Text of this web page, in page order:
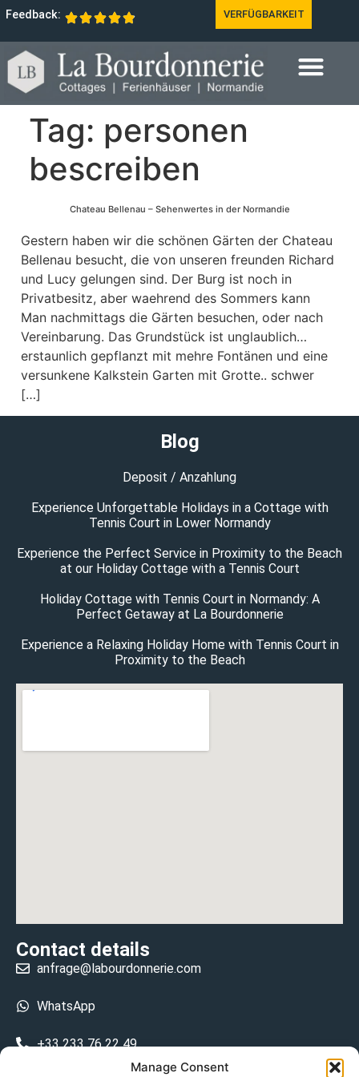
Manage Consent
Feedback: VERFÜGBARKEIT
Tag: personen
bescreiben
Chateau Bellenau – Sehenwertes in der Normandie
Gestern haben wir die schönen Gärten der Chateau
Bellenau besucht, die von unseren freunden Richard
und Lucy gelungen sind. Der Burg ist noch in
Privatbesitz, aber waehrend des Sommers kann
Man nachmittags die Gärten besuchen, oder nach
Vereinbarung. Das Grundstück ist unglaublich…
erstaunlich gepflanzt mit mehre Fontänen und eine
versunkene Kalkstein Garten mit Grotte.. schwer
[…]
Blog
Deposit / Anzahlung
Experience Unforgettable Holidays in a Cottage with
Tennis Court in Lower Normandy
Experience the Perfect Service in Proximity to the Beach
at our Holiday Cottage with a Tennis Court
Holiday Cottage with Tennis Court in Normandy: A
Perfect Getaway at La Bourdonnerie
Experience a Relaxing Holiday Home with Tennis Court in
Proximity to the Beach
Contact details
anfrage@labourdonnerie.com
WhatsApp
+33 233 76 22 49